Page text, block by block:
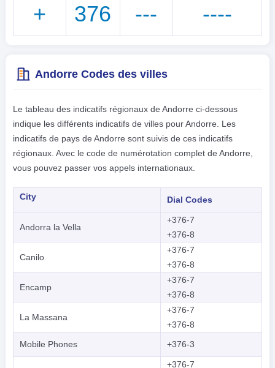
+ 376 --- ----
Andorre Codes des villes
Le tableau des indicatifs régionaux de Andorre ci-dessous
indique les différents indicatifs de villes pour Andorre. Les
indicatifs de pays de Andorre sont suivis de ces indicatifs
régionaux. Avec le code de numérotation complet de Andorre,
vous pouvez passer vos appels internationaux.
City Dial Codes
Andorra la Vella
+376-7
+376-8
Canilo
+376-7
+376-8
Encamp
+376-7
+376-8
La Massana
+376-7
+376-8
Mobile Phones
+376-3
+376-7